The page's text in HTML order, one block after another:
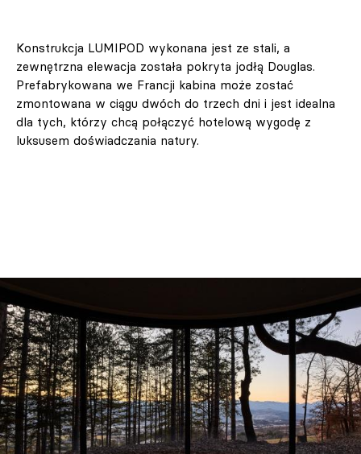
Konstrukcja LUMIPOD wykonana jest ze stali, a
zewnętrzna elewacja została pokryta jodłą Douglas.
Prefabrykowana we Francji kabina może zostać
zmontowana w ciągu dwóch do trzech dni i jest idealna
dla tych, którzy chcą połączyć hotelową wygodę z
luksusem doświadczania natury.